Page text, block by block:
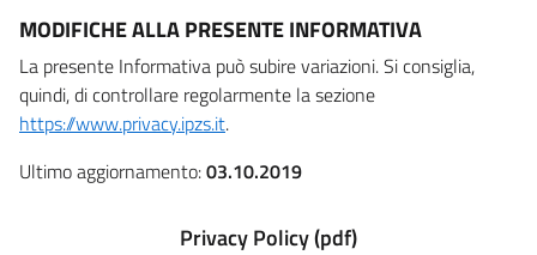
MODIFICHE ALLA PRESENTE INFORMATIVA
La presente Informativa può subire variazioni. Si consiglia,
quindi, di controllare regolarmente la sezione
https://www.privacy.ipzs.it.
Ultimo aggiornamento:03.10.2019
Privacy Policy (pdf)